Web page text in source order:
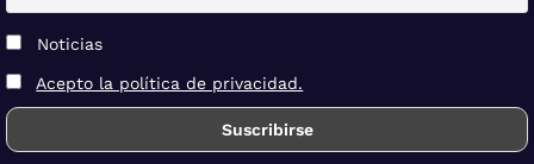
Noticias
Acepto la política de privacidad.